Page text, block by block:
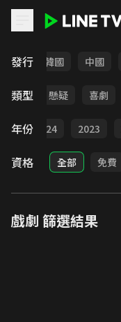
發行
日本 韓國 中國
類型
甜寵 懸疑 喜劇
年份 2024 2023
資格 全部 免費
戲劇 篩選結果